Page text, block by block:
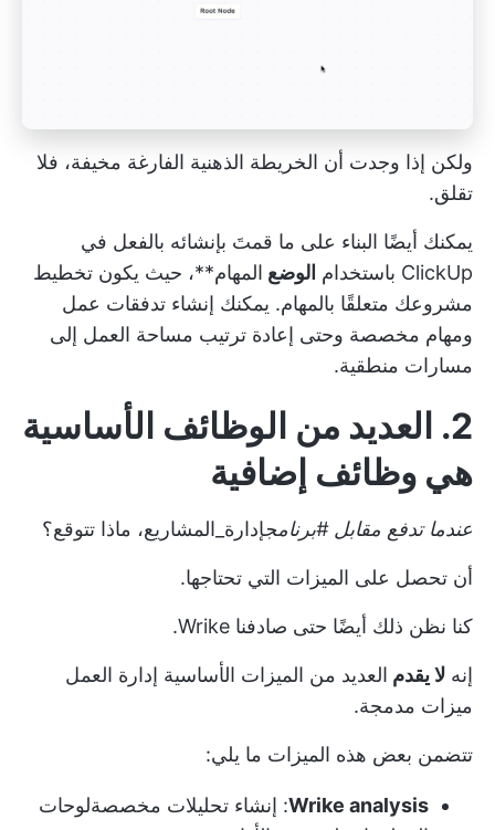
ولكن إذا وجدت أن الخريطة الذهنية الفارغة مخيفة، فلا
تقلق.
يمكنك أيضًا البناء على ما قمتَ بإنشائه بالفعل في
ClickUp باستخدام
الوضع المهام**، حيث يكون تخطيط
مشروعك متعلقًا بالمهام. يمكنك إنشاء تدفقات عمل
ومهام مخصصة وحتى إعادة ترتيب مساحة العمل إلى
مسارات منطقية.
2. العديد من الوظائف الأساسية
هي وظائف إضافية
عندما تدفع مقابل #برنامجإدارة_المشاريع، ماذا تتوقع؟
أن تحصل على الميزات التي تحتاجها.
كنا نظن ذلك أيضًا حتى صادفنا Wrike.
إنه لا يقدم العديد من الميزات الأساسية إدارة العمل
ميزات مدمجة.
تتضمن بعض هذه الميزات ما يلي:
Wrike analysis: إنشاء تحليلات مخصصةلوحات